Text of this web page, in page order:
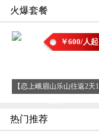
火爆套餐
【恋上峨眉山乐山往返2天1
￥600/人起
热门推荐